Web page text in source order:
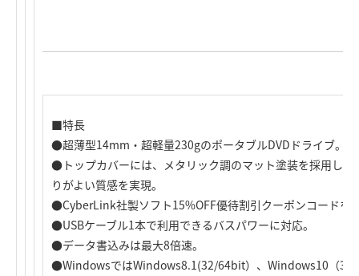
■特長
●超薄型14mm・超軽量230gのポータブルDVDドライブ。
●トップカバーには、メタリック調のマット塗装を採用し
りがよい質感を実現。
●CyberLink社製ソフト15%OFF優待割引クーポンコードを
●USBケーブル1本で利用できるバスパワーに対応。
●データ書込みは最大8倍速。
●WindowsではWindows8.1(32/64bit）、Windows10（32/